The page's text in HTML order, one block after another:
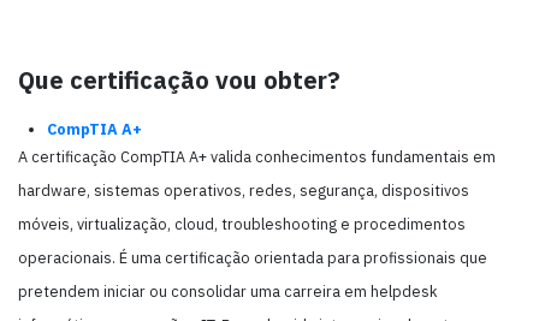
Que certificação vou obter?
CompTIA A+
A certificação CompTIA A+ valida conhecimentos fundamentais em
hardware, sistemas operativos, redes, segurança, dispositivos
móveis, virtualização, cloud, troubleshooting e procedimentos
operacionais. É uma certificação orientada para profissionais que
pretendem iniciar ou consolidar uma carreira em helpdesk